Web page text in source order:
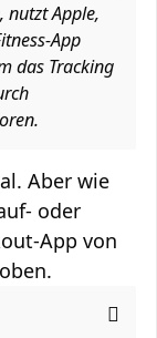
nutzt Apple,
App
das Tracking
Aber wie
oder
App von